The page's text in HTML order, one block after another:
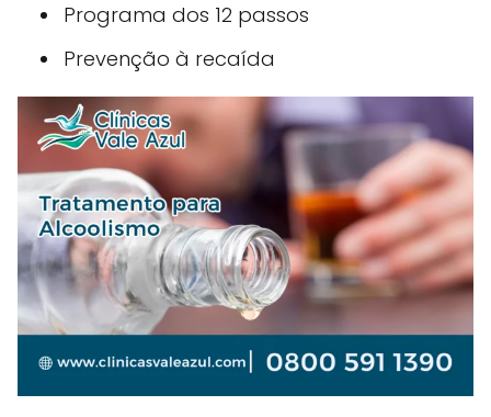
Programa dos 12 passos
Prevenção à recaída